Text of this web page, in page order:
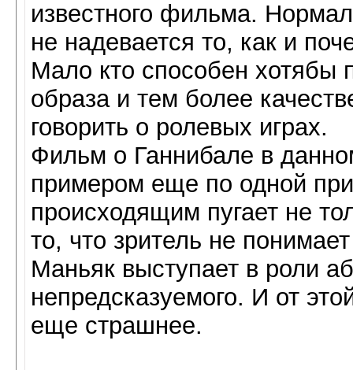
известного фильма.
не надевается то, как и
Мало кто способен хотябы
образа и тем более
говорить о ролевых играх.
Фильм о Ганнибале в
примером еще по одной
происходящим пугает не
то, что зритель не
Маньяк выступает в роли
непредсказуемого. И от
еще страшнее.